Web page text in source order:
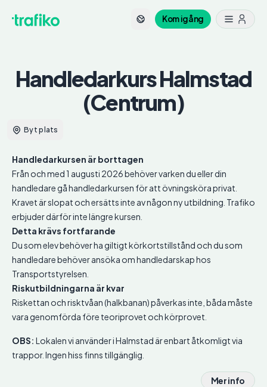
Kom igång
HandledarkursHalmstad
(Centrum)
Byt plats
Handledarkursen är borttagen
Från och med 1 augusti 2026 behöver varken du eller din
handledare gå handledarkursen för att övningsköra privat.
Kravet är slopat och ersätts inte av någon ny utbildning. Trafiko
erbjuder därför inte längre kursen.
Detta krävs fortfarande
Du som elev behöver ha giltigt körkortstillstånd och du som
handledare behöver ansöka om handledarskap hos
Transportstyrelsen.
Riskutbildningarna är kvar
Riskettan och risktvåan (halkbanan) påverkas inte, båda måste
vara genomförda före teoriprovet och körprovet.
OBS: Lokalen vi använder i Halmstad är enbart åtkomligt via
trappor. Ingen hiss finns tillgänglig.
Mer info